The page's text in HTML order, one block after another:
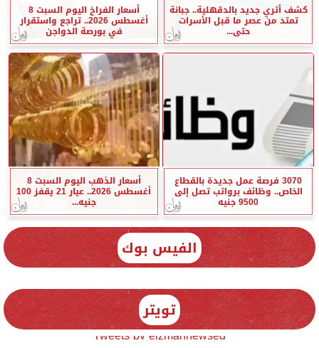
كشف أثري جديد بالدقهلية.. جبانة
تمتد من عصر ما قبل الأسرات
حتى...
أسعار الفراخ اليوم السبت 8
أغسطس 2026.. تراجع واستقرار
في بورصة الدواجن
3070 فرصة عمل جديدة بالقطاع
الخاص.. وظائف برواتب تصل إلى
9500 جنيه
أسعار الذهب اليوم السبت 8
أغسطس 2026.. عيار 21 يقفز 100
جنيه...
الفيس بوك
تويتر
Tweets by elzmannewseg